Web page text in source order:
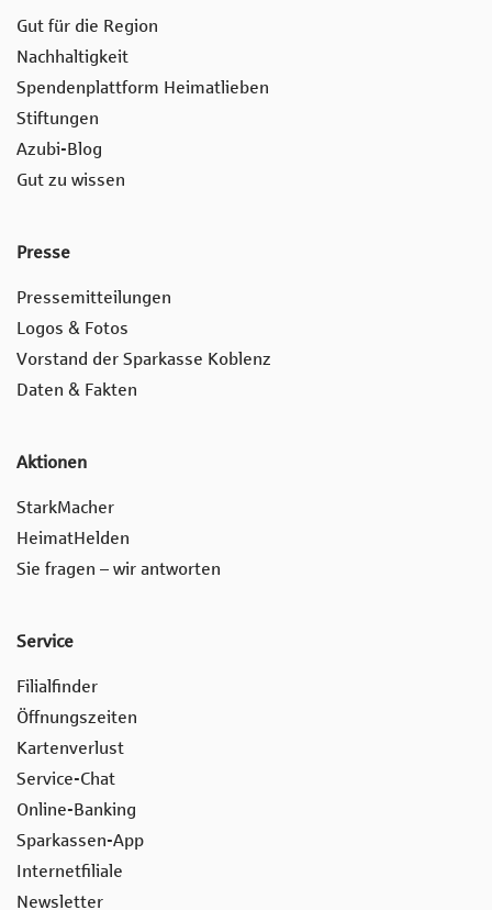
Gut für die Region
Nachhaltigkeit
Spendenplattform Heimatlieben
Stiftungen
Azubi-Blog
Gut zu wissen
Presse
Pressemitteilungen
Logos & Fotos
Vorstand der Sparkasse Koblenz
Daten & Fakten
Aktionen
StarkMacher
HeimatHelden
Sie fragen – wir antworten
Service
Filialfinder
Öffnungszeiten
Kartenverlust
Service-Chat
Online-Banking
Sparkassen-App
Internetfiliale
Newsletter